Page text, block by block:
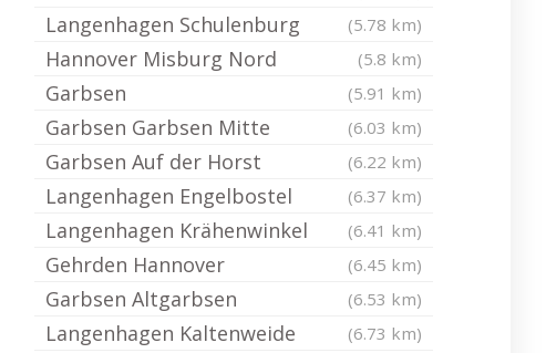
Langenhagen Schulenburg (5.78 km)
Hannover Misburg Nord (5.8 km)
Garbsen (5.91 km)
Garbsen Garbsen Mitte (6.03 km)
Garbsen Auf der Horst (6.22 km)
Langenhagen Engelbostel (6.37 km)
Langenhagen Krähenwinkel (6.41 km)
Gehrden Hannover (6.45 km)
Garbsen Altgarbsen (6.53 km)
Langenhagen Kaltenweide (6.73 km)